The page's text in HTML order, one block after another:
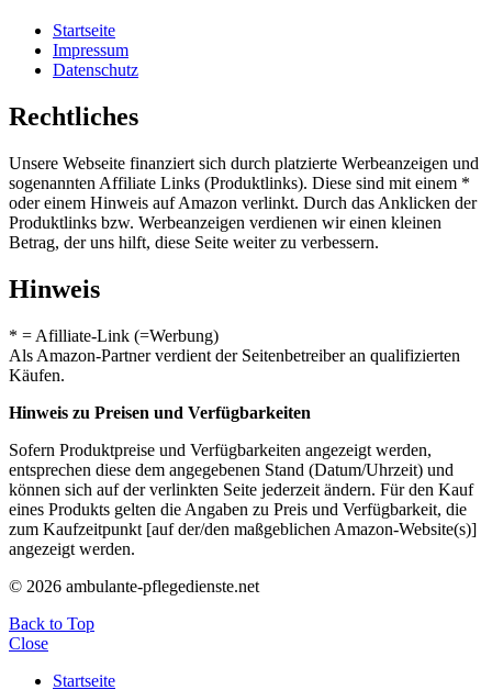
Startseite
Impressum
Datenschutz
Rechtliches
Unsere Webseite finanziert sich durch platzierte Werbeanzeigen und
sogenannten Affiliate Links (Produktlinks). Diese sind mit einem *
oder einem Hinweis auf Amazon verlinkt. Durch das Anklicken der
Produktlinks bzw. Werbeanzeigen verdienen wir einen kleinen
Betrag, der uns hilft, diese Seite weiter zu verbessern.
Hinweis
* = Afilliate-Link (=Werbung)
Als Amazon-Partner verdient der Seitenbetreiber an qualifizierten
Käufen.
Hinweis zu Preisen und Verfügbarkeiten
Sofern Produktpreise und Verfügbarkeiten angezeigt werden,
entsprechen diese dem angegebenen Stand (Datum/Uhrzeit) und
können sich auf der verlinkten Seite jederzeit ändern. Für den Kauf
eines Produkts gelten die Angaben zu Preis und Verfügbarkeit, die
zum Kaufzeitpunkt [auf der/den maßgeblichen Amazon-Website(s)]
angezeigt werden.
© 2026 ambulante-pflegedienste.net
Back to Top
Close
Startseite